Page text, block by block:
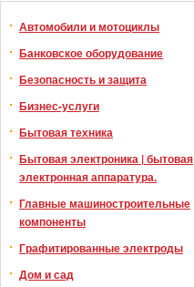
Автомобили и мотоциклы
Банковское оборудование
Безопасность и защита
Бизнес-услуги
Бытовая техника
Бытовая электроника | бытовая
электронная аппаратура.
Главные машиностроительные
компоненты
Графитированные электроды
Дом и сад